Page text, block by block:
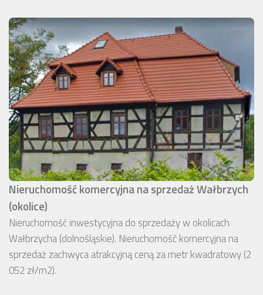
Nieruchomość komercyjna na sprzedaż Wałbrzych
(okolice)
Nieruchomość inwestycyjna do sprzedaży w okolicach
Wałbrzycha (dolnośląskie). Nieruchomość komercyjna na
sprzedaż zachwyca atrakcyjną ceną za metr kwadratowy (2
052 zł/m2).